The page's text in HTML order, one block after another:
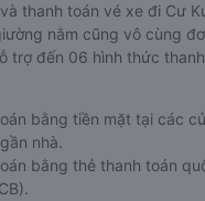
thanh toán vé xe đi Cư
nằm cũng vô cùng
trợ đến 06 hình thức
bằng tiền mặt tại các
nhà.
bằng thẻ thanh toán